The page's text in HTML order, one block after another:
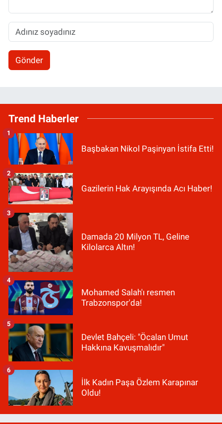
Gönder
Trend Haberler
Başbakan Nikol Paşinyan İstifa Etti!
1
Gazilerin Hak Arayışında Acı Haber!
2
Damada 20 Milyon TL, Geline
Kilolarca Altın!
3
Mohamed Salah'ı resmen
Trabzonspor'da!
4
Devlet Bahçeli: "Öcalan Umut
Hakkına Kavuşmalıdır"
5
İlk Kadın Paşa Özlem Karapınar
Oldu!
6